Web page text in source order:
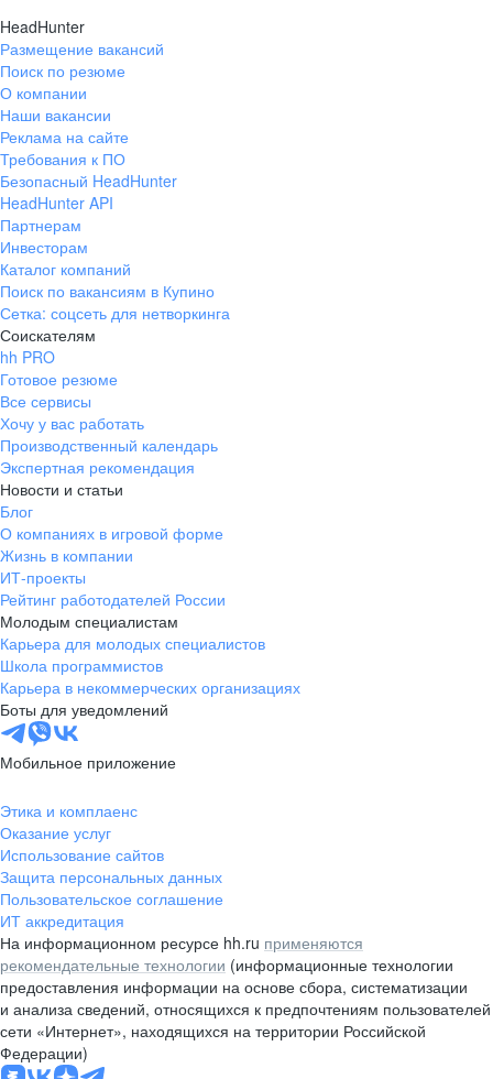
HeadHunter
Размещение вакансий
Поиск по резюме
О компании
Наши вакансии
Реклама на сайте
Требования к ПО
Безопасный HeadHunter
HeadHunter API
Партнерам
Инвесторам
Каталог компаний
Поиск по вакансиям в Купино
Сетка: соцсеть для нетворкинга
Соискателям
hh PRO
Готовое резюме
Все сервисы
Хочу у вас работать
Производственный календарь
Экспертная рекомендация
Новости и статьи
Блог
О компаниях в игровой форме
Жизнь в компании
ИТ-проекты
Рейтинг работодателей России
Молодым специалистам
Карьера для молодых специалистов
Школа программистов
Карьера в некоммерческих организациях
Боты для уведомлений
Мобильное приложение
Этика и комплаенс
Оказание услуг
Использование сайтов
Защита персональных данных
Пользовательское соглашение
ИТ аккредитация
На информационном ресурсе hh.ru применяются
рекомендательные технологии (информационные технологии
предоставления информации на основе сбора, систематизации
и анализа сведений, относящихся к предпочтениям пользователей
сети «Интернет», находящихся на территории Российской
Федерации)